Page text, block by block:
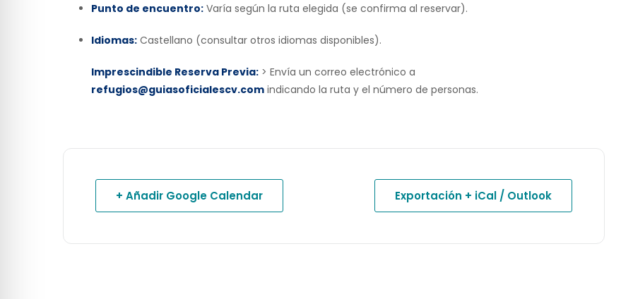
Punto de encuentro: Varía según la ruta elegida (se confirma al reservar).
Idiomas: Castellano (consultar otros idiomas disponibles).
Imprescindible Reserva Previa: > Envía un correo electrónico a
refugios@guiasoficialescv.com indicando la ruta y el número de personas.
+ Añadir Google Calendar Exportación + iCal / Outlook